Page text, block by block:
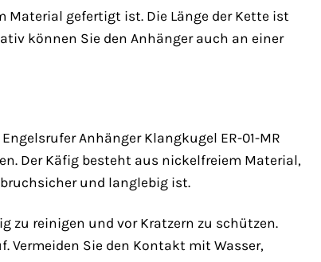
gefertigt ist. Die Länge der Kette ist
können Sie den Anhänger auch an einer
Anhänger Klangkugel ER-01-MR
Der Käfig besteht aus nickelfreiem Material,
und langlebig ist.
zu reinigen und vor Kratzern zu schützen.
Vermeiden Sie den Kontakt mit Wasser,